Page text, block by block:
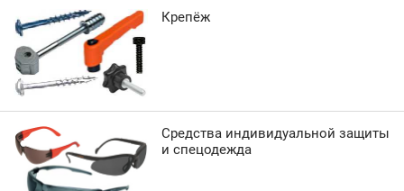
Крепёж
Средства индивидуальной защиты
и спецодежда